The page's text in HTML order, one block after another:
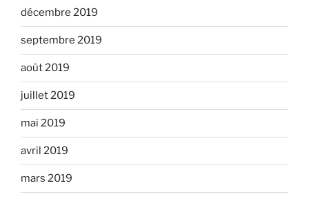
décembre 2019
septembre 2019
août 2019
juillet 2019
mai 2019
avril 2019
mars 2019